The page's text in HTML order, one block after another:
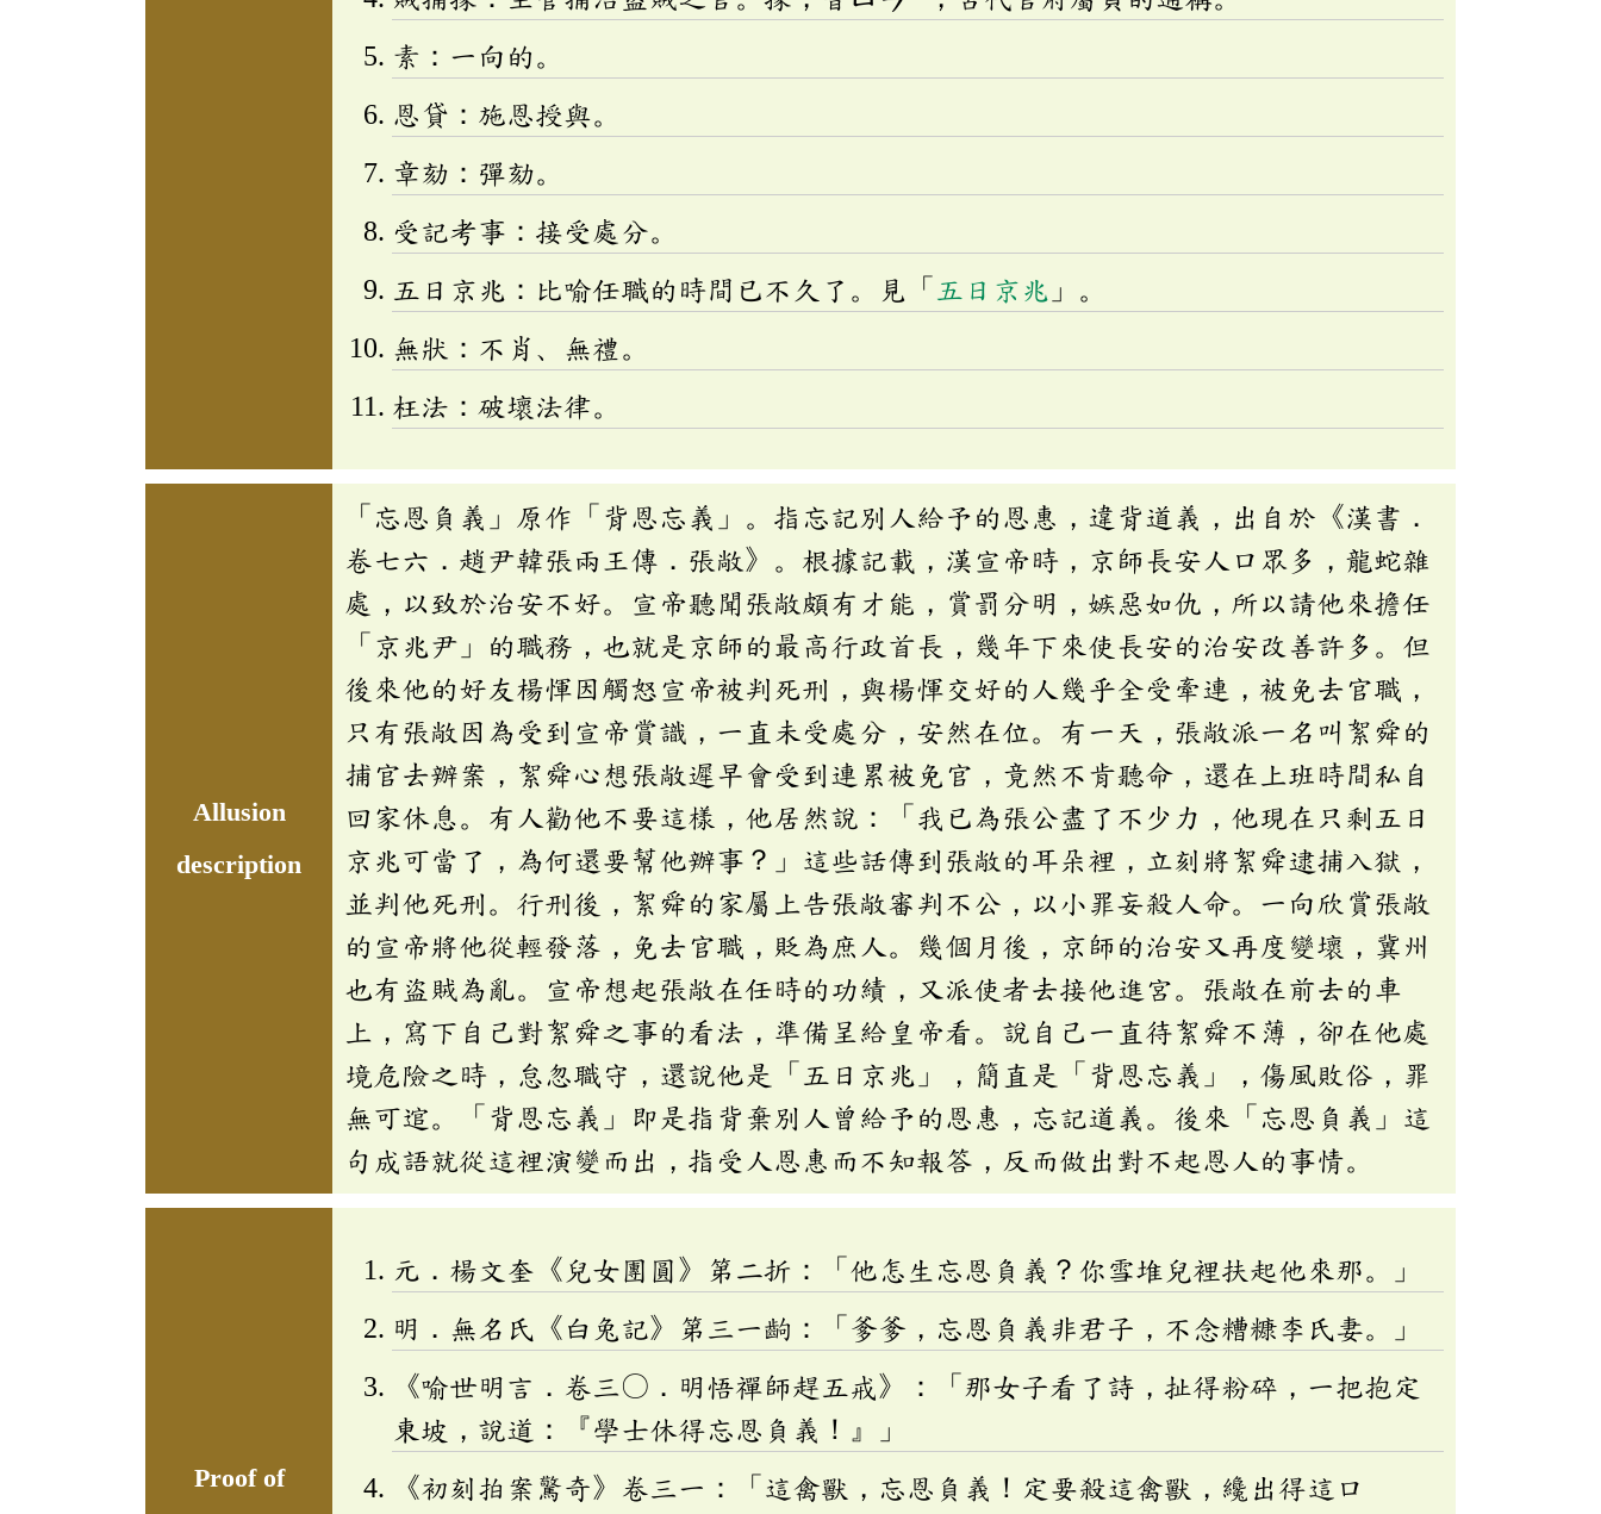
素：一向的。
恩貸：施恩授與。
章劾：彈劾。
受記考事：接受處分。
五日京兆：比喻任職的時間已不久了。見「 五日京兆 」。
無狀：不肖、無禮。
枉法：破壞法律。
Allusion
description
「忘恩負義」原作「背恩忘義」。指忘記別人給予的恩惠，違背道義，出自於《漢書．
卷七六．趙尹韓張兩王傳．張敞》。根據記載，漢宣帝時，京師長安人口眾多，龍蛇雜
處，以致於治安不好。宣帝聽聞張敞頗有才能，賞罰分明，嫉惡如仇，所以請他來擔任
「京兆尹」的職務，也就是京師的最高行政首長，幾年下來使長安的治安改善許多。但
後來他的好友楊惲因觸怒宣帝被判死刑，與楊惲交好的人幾乎全受牽連，被免去官職，
只有張敞因為受到宣帝賞識，一直未受處分，安然在位。有一天，張敞派一名叫絮舜的
捕官去辦案，絮舜心想張敞遲早會受到連累被免官，竟然不肯聽命，還在上班時間私自
回家休息。有人勸他不要這樣，他居然說：「我已為張公盡了不少力，他現在只剩五日
京兆可當了，為何還要幫他辦事？」這些話傳到張敞的耳朵裡，立刻將絮舜逮捕入獄，
並判他死刑。行刑後，絮舜的家屬上告張敞審判不公，以小罪妄殺人命。一向欣賞張敞
的宣帝將他從輕發落，免去官職，貶為庶人。幾個月後，京師的治安又再度變壞，冀州
也有盜賊為亂。宣帝想起張敞在任時的功績，又派使者去接他進宮。張敞在前去的車
上，寫下自己對絮舜之事的看法，準備呈給皇帝看。說自己一直待絮舜不薄，卻在他處
境危險之時，怠忽職守，還說他是「五日京兆」，簡直是「背恩忘義」，傷風敗俗，罪
無可逭。「背恩忘義」即是指背棄別人曾給予的恩惠，忘記道義。後來「忘恩負義」這
句成語就從這裡演變而出，指受人恩惠而不知報答，反而做出對不起恩人的事情。
Proof of
元．楊文奎《兒女團圓》第二折：「他怎生忘恩負義？你雪堆兒裡扶起他來那。」
明．無名氏《白兔記》第三一齣：「爹爹，忘恩負義非君子，不念糟糠李氏妻。」
《喻世明言．卷三〇．明悟禪師趕五戒》：「那女子看了詩，扯得粉碎，一把抱定
東坡，說道：『學士休得忘恩負義！』」
《初刻拍案驚奇》卷三一：「這禽獸，忘恩負義！定要殺這禽獸，纔出得這口